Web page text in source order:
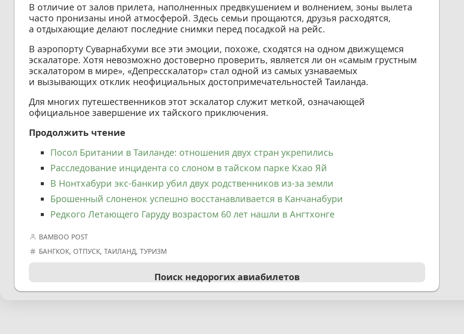
В отличие от залов прилета, наполненных предвкушением и волнением, зоны вылета
часто пронизаны иной атмосферой. Здесь семьи прощаются, друзья расходятся,
а отдыхающие делают последние снимки перед посадкой на рейс.
В аэропорту Суварнабхуми все эти эмоции, похоже, сходятся на одном движущемся
эскалаторе. Хотя невозможно достоверно проверить, является ли он «самым грустным
эскалатором в мире», «Депресскалатор» стал одной из самых узнаваемых
и вызывающих отклик неофициальных достопримечательностей Таиланда.
Для многих путешественников этот эскалатор служит меткой, означающей
официальное завершение их тайского приключения.
Продолжить чтение
Посол Британии в Таиланде: отношения двух стран укрепились
Расследование инцидента со слоном в тайском парке Кхао Яй
В Нонтхабури экс-банкир убил двух родственников из-за земли
Брошенный слоненок успешно восстанавливается в Канчанабури
Редкого Летающего Гаруду возрастом 60 лет нашли в Ангтхонге
BAMBOO POST
БАНГКОК, ОТПУСК,ТАИЛАНД,ТУРИЗМ
Поиск недорогих авиабилетов